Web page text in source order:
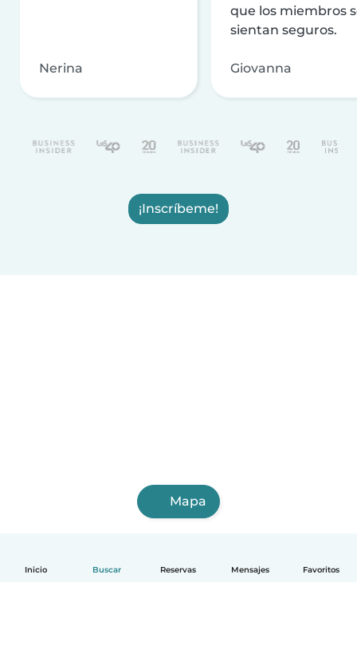
Inicio Buscar Reservas Mensajes Favoritos
Nerina
que los miembros
sientan seguros.
Giovanna
¡Inscríbeme!
Mapa